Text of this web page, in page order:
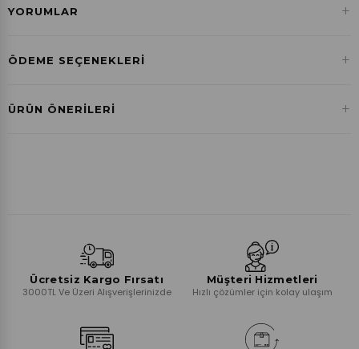
YORUMLAR +
ÖDEME SEÇENEKLERI +
Havale ile Ödeme
ÜRÜN ÖNERILERI +
Ücretsiz Kargo Fırsatı
3000TL Ve Üzeri Alışverişlerinizde
Müşteri Hizmetleri
Hızlı çözümler için kolay ulaşım